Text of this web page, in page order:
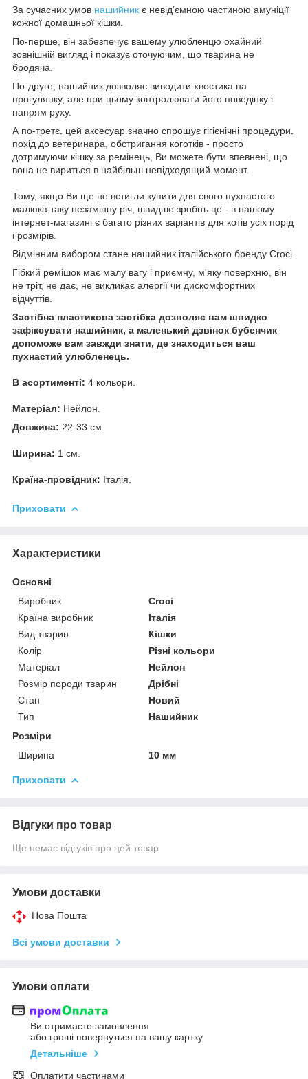
За сучасних умов нашийник є невід’ємною частиною амуніції
кожної домашньої кішки.
По-перше, він забезпечує вашему улюбленцю охайний
зовнішній вигляд і показує оточуючим, що тварина не
бродяча.
По-друге, нашийник дозволяє виводити хвостика на
прогулянку, але при цьому контролювати його поведінку і
напрям руху.
А по-третє, цей аксесуар значно спрощує гігієнічні процедури,
похід до ветеринара, обстригання коготків - просто
дотримуючи кішку за ремінець, Ви можете бути впевнені, що
вона не вириться в найбільш непідходящий момент.
Тому, якщо Ви ще не встигли купити для свого пухнастого
малюка таку незамінну річ, швидше зробіть це - в нашому
інтернет-магазині є багато різних варіантів для котів усіх порід
і розмірів.
Відмінним вибором стане нашийник італійського бренду Croci.
Гібкий ремішок має малу вагу і приємну, м'яку поверхню, він
не тріт, не дає, не викликає алергії чи дискомфортних
відчуттів.
Застібна пластикова застібка дозволяє вам швидко
зафіксувати нашийник, а маленький дзвінок бубенчик
допоможе вам завжди знати, де знаходиться ваш
пухнастий улюбленець.
В асортименті: 4 кольори.
Матеріал: Нейлон.
Довжина: 22-33 см.
Ширина: 1 см.
Країна-провідник: Італія.
Приховати
Характеристики
Основні
Виробник
Croci
Країна виробник
Італія
Вид тварин
Кішки
Колір
Різні кольори
Матеріал
Нейлон
Розмір породи тварин
Дрібні
Стан
Новий
Тип
Нашийник
Розміри
Ширина
10 мм
Приховати
Відгуки про товар
Ще немає відгуків про цей товар
Умови доставки
Нова Пошта
Всі умови доставки
Умови оплати
Ви отримаєте замовлення
або гроші повернуться на вашу картку
Детальніше
Оплатити частинами